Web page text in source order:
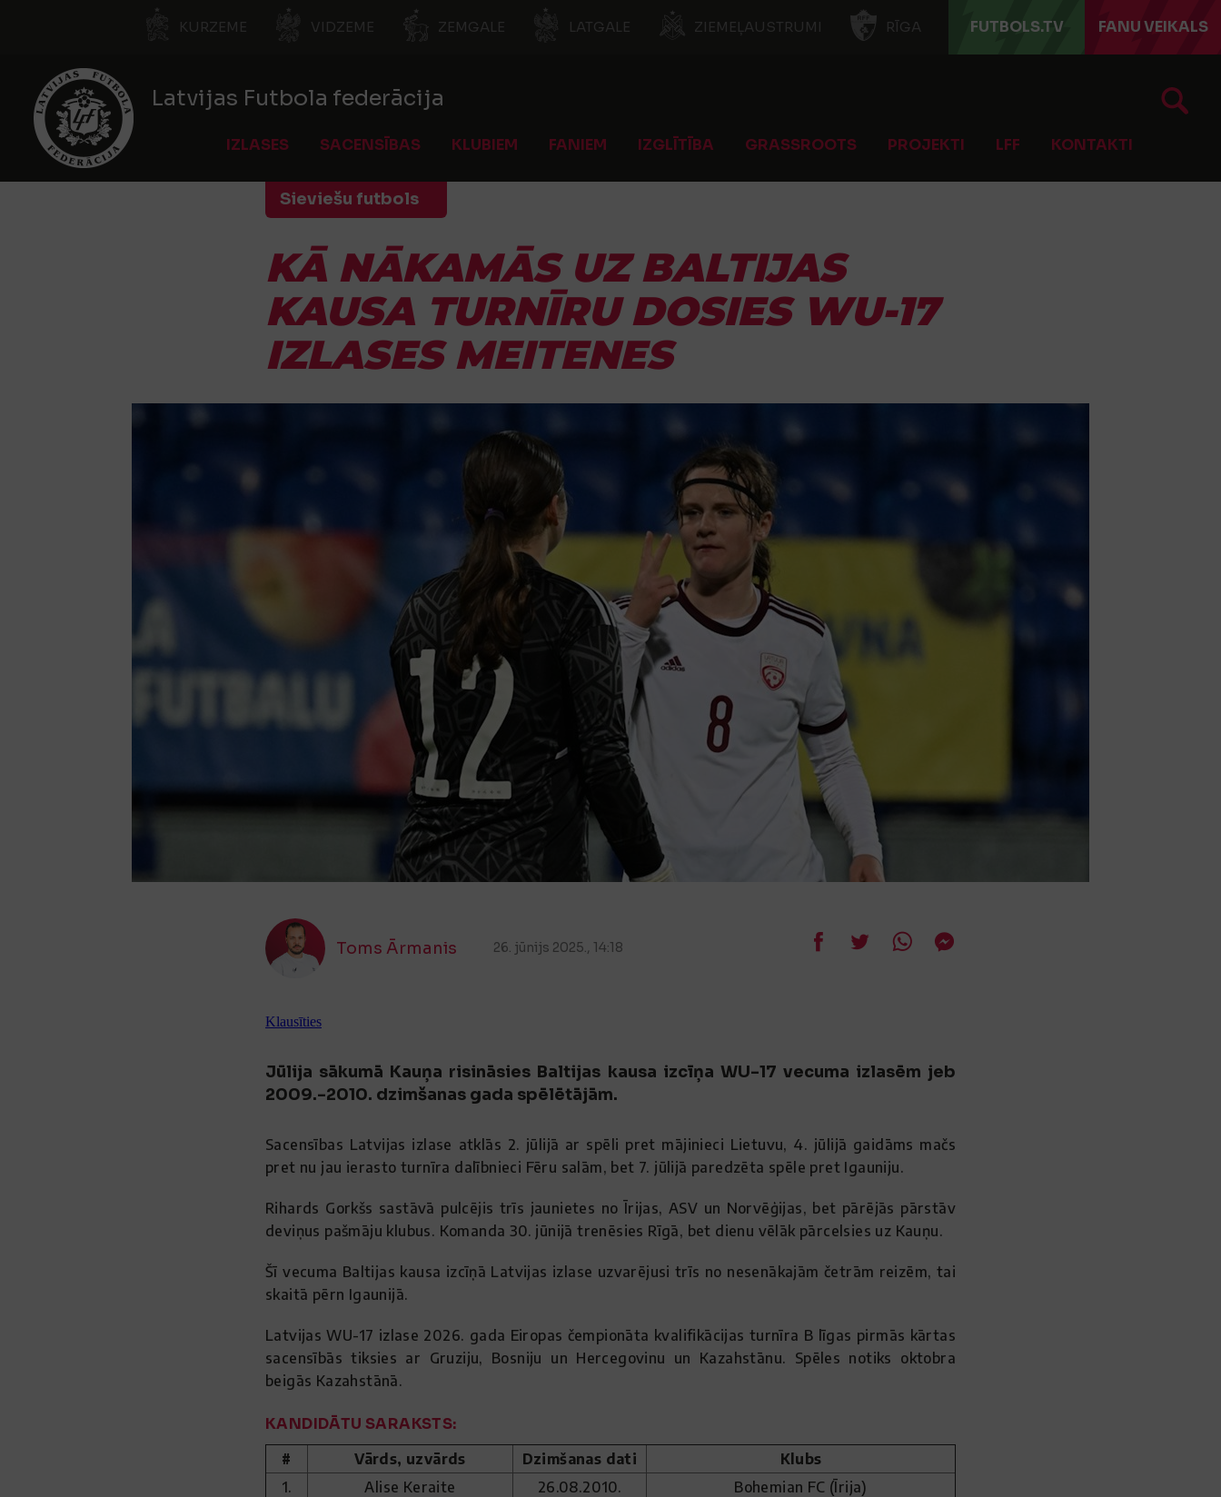
KURZEME VIDZEME ZEMGALE LATGALE ZIEMEĻAUSTRUMI RĪGA FUTBOLS.TV FANU VEIKALS
Latvijas Futbola federācija
IZLASES SACENSĪBAS KLUBIEM FANIEM IZGLĪTĪBA GRASSROOTS PROJEKTI LFF KONTAKTI
Sieviešu futbols
KĀ NĀKAMĀS UZ BALTIJAS
KAUSA TURNĪRU DOSIES WU-17
IZLASES MEITENES
Toms Ārmanis 26. jūnijs 2025., 14:18
Klausīties
Jūlija sākumā Kauņa risināsies Baltijas kausa izcīņa WU-17 vecuma izlasēm jeb
2009.-2010. dzimšanas gada spēlētājām.
Sacensības Latvijas izlase atklās 2. jūlijā ar spēli pret mājinieci Lietuvu, 4. jūlijā gaidāms mačs
pret nu jau ierasto turnīra dalībnieci Fēru salām, bet 7. jūlijā paredzēta spēle pret Igauniju.
Rihards Gorkšs sastāvā pulcējis trīs jaunietes no Īrijas, ASV un Norvēģijas, bet pārējās pārstāv
deviņus pašmāju klubus. Komanda 30. jūnijā trenēsies Rīgā, bet dienu vēlāk pārcelsies uz Kauņu.
Šī vecuma Baltijas kausa izcīņā Latvijas izlase uzvarējusi trīs no nesenākajām četrām reizēm, tai
skaitā pērn Igaunijā.
Latvijas WU-17 izlase 2026. gada Eiropas čempionāta kvalifikācijas turnīra B līgas pirmās kārtas
sacensībās tiksies ar Gruziju, Bosniju un Hercegovinu un Kazahstānu. Spēles notiks oktobra
beigās Kazahstānā.
KANDIDĀTU SARAKSTS:
# Vārds, uzvārds Dzimšanas dati
Klubs
1.
Alise Keraite 26.08.2010.
Bohemian FC (Īrija)